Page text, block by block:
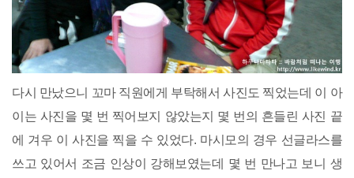
다시 만났으니 꼬마 직원에게 부탁해서 사진도 찍었는데 이 아
이는 사진을 몇 번 찍어보지 않았는지 몇 번의 흔들린 사진 끝
에 겨우 이 사진을 찍을 수 있었다. 마시모의 경우 선글라스를
쓰고 있어서 조금 인상이 강해보였는데 몇 번 만나고 보니 생